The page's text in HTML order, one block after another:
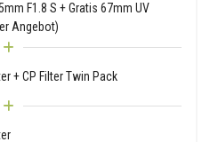
F1.8 S + Gratis 67mm UV
Angebot)
+ CP Filter Twin Pack